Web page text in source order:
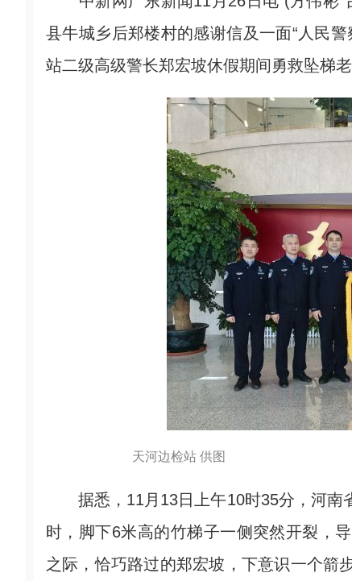
县牛城乡后郑楼村的感谢信及一面“人民
站二级高级警长郑宏坡休假期间勇救坠梯老
天河边检站 供图
据悉，11月13日上午10时35分，河南
时，脚下6米高的竹梯子一侧突然开裂，
之际，恰巧路过的郑宏坡，下意识一个箭